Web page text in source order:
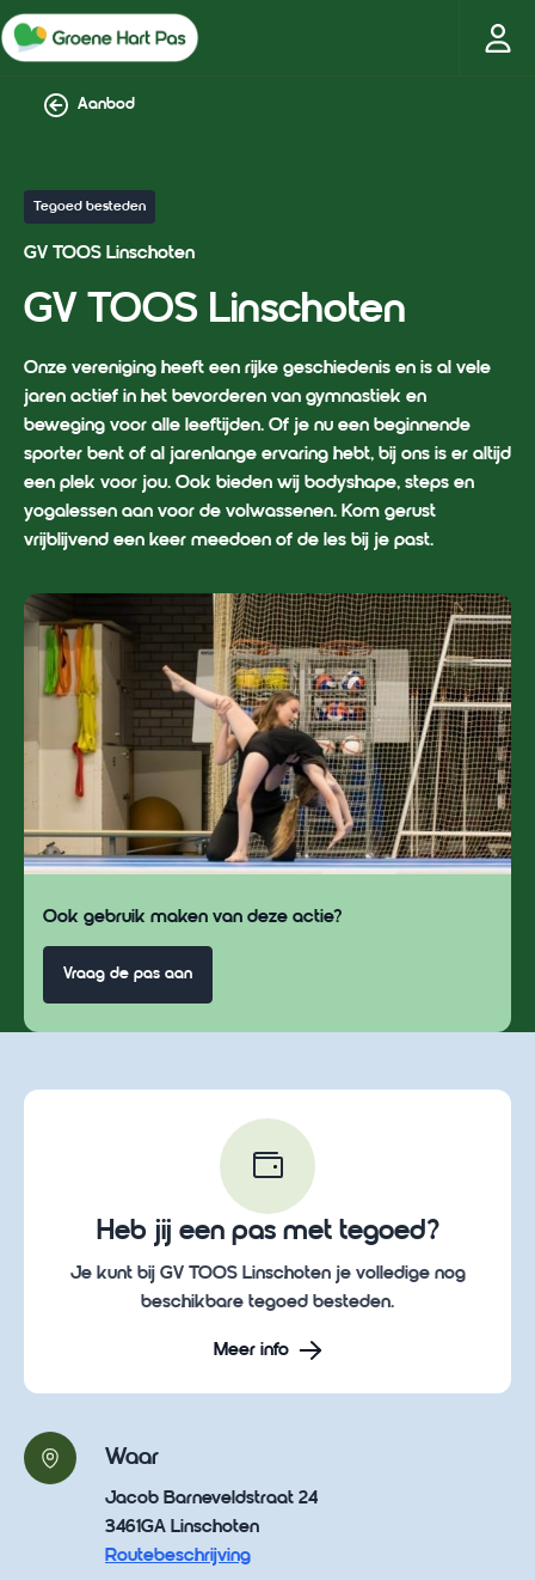
Aanbod
Tegoed besteden
GV TOOS Linschoten
GV TOOS Linschoten
Onze vereniging heeft een rijke geschiedenis en is al vele
jaren actief in het bevorderen van gymnastiek en
beweging voor alle leeftijden. Of je nu een beginnende
sporter bent of al jarenlange ervaring hebt, bij ons is er altijd
een plek voor jou. Ook bieden wij bodyshape, steps en
yogalessen aan voor de volwassenen. Kom gerust
vrijblijvend een keer meedoen of de les bij je past.
Ook gebruik maken van deze actie?
Vraag de pas aan
Heb jij een pas met tegoed?
Je kunt bij GV TOOS Linschoten je volledige nog
beschikbare tegoed besteden.
Meer info
Waar
Jacob Barneveldstraat 24
3461GA Linschoten
Routebeschrijving